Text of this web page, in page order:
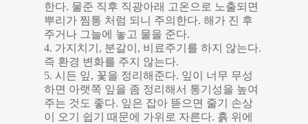
한다. 물준 직후 직광아래 고온으로 노출되면
뿌리가 찜통 처럼 되니 주의한다. 해가 진 후
주거나 그늘에 놓고 물을 준다.
4. 가지치기, 분갈이, 비료주기를 하지 않는다.
즉 환경 변화를 주지 않는다.
5. 시든 잎, 꽃을 정리해준다. 잎이 너무 무성
하면 아랫쪽 잎을 좀 정리해서 통기성을 높여
주는 것도 좋다. 잎은 잡아 뜯으면 줄기 손상
이 오기 쉽기 때문에 가위로 자른다. 흙 위에